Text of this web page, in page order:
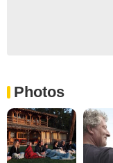
Photos